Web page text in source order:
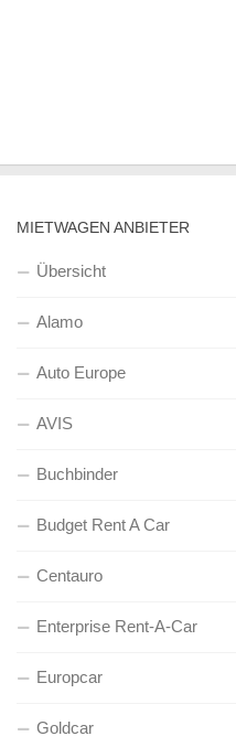
MIETWAGEN ANBIETER
Übersicht
Alamo
Auto Europe
AVIS
Buchbinder
Budget Rent A Car
Centauro
Enterprise Rent-A-Car
Europcar
Goldcar